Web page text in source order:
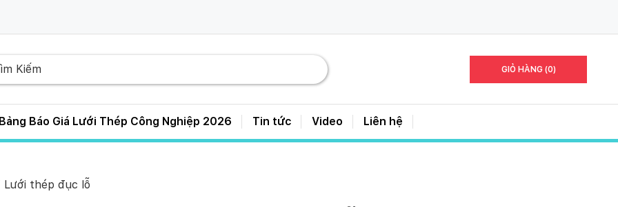
GIỎ HÀNG (0)
Báo Giá Lưới Thép Công Nghiệp 2026 Tin tức Video Liên hệ
thép đục lỗ